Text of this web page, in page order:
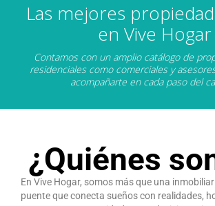
Las mejores
en Vive Hogar
Contamos con un amplio catálogo de
residenciales como comerciales y
acompañarte en cada paso del
¿Quiénes
En Vive Hogar, somos más que una
puente que conecta sueños con realidades,